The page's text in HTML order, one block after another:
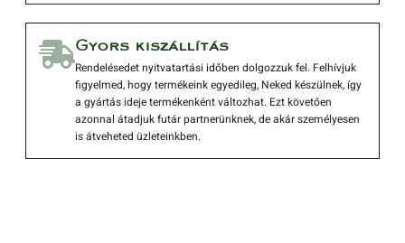
Gyors kiszállítás
Rendelésedet nyitvatartási időben dolgozzuk fel. Felhívjuk
figyelmed, hogy termékeink egyedileg, Neked készülnek, így
a gyártás ideje termékenként változhat. Ezt követően
azonnal átadjuk futár partnerünknek, de akár személyesen
is átveheted üzleteinkben.